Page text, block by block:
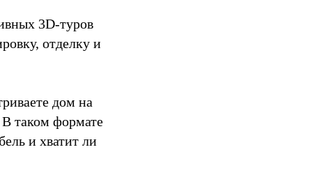
3D-туров
отделку и
дом на
таком формате
и хватит ли